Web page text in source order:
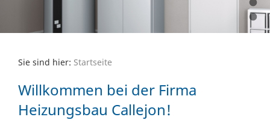
Sie sind hier: Startseite
Willkommen bei der Firma
Heizungsbau Callejon!